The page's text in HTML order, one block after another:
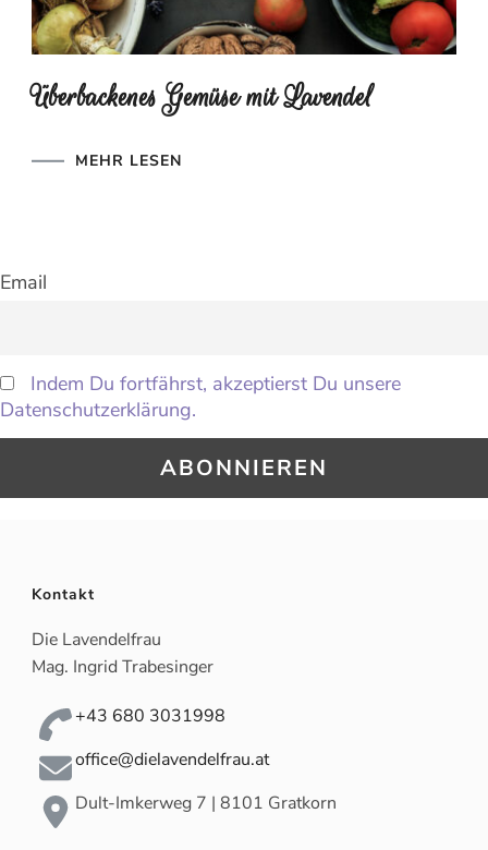
Überbackenes Gemüse mit Lavendel
MEHR LESEN
Email
Indem Du fortfährst, akzeptierst Du unsere
Datenschutzerklärung.
Kontakt
Die Lavendelfrau
Mag. Ingrid Trabesinger
+43 680 3031998
office@dielavendelfrau.at
Dult-Imkerweg 7 | 8101 Gratkorn